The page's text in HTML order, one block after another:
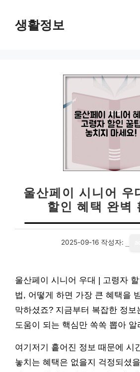
생활정보
울산페이 시니어 우
할인 혜택 완벽
2025-09-16 작성자:
울산페이 시니어 우대 | 고령자
법, 어떻게 하면 가장 큰 혜택을
막하셨죠? 지금부터 복잡한 정보
도움이 되는 핵심만 쏙쏙 뽑아 알
여기저기 흩어진 정보 때문에 시
놓치는 혜택은 없을지 걱정되셨